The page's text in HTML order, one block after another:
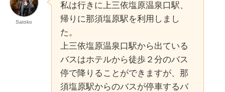
Satoko
私は行きに上三依塩原温泉口駅、
帰りに那須塩原駅を利用しまし
た。
上三依塩原温泉口駅から出ている
バスはホテルから徒歩２分のバス
停で降りることができますが、那
須塩原駅からのバスが停車するバ